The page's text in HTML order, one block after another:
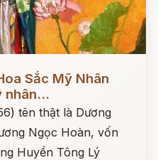
Sắc Mỹ Nhân
nhân...
tên thật là Dương
Ngọc Hoàn, vốn
Huyền Tông Lý